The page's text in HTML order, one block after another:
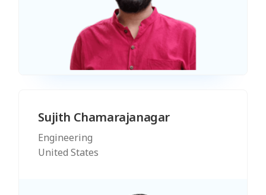
Sujith Chamarajanagar
Engineering
United States